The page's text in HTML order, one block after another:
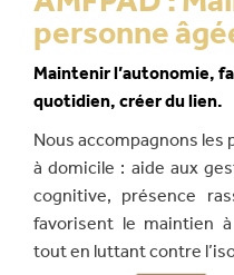
personne
Maintenir l’autonomie,
quotidien, créer du lien.
Nous accompagnons
à domicile : aide aux
cognitive, présence
favorisent le maintien
tout en luttant contre